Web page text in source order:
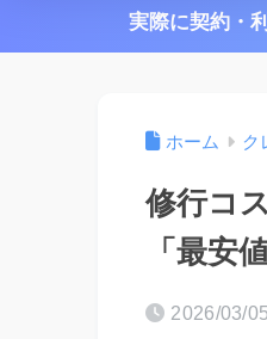
実際に契約・
ホーム ク
修行コ
「最安
2026/03/05